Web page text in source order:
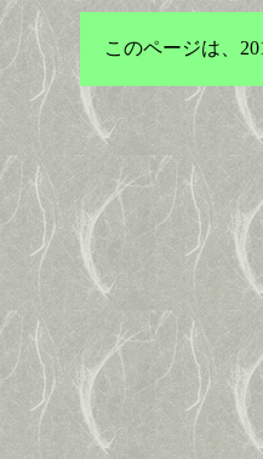
このページは、